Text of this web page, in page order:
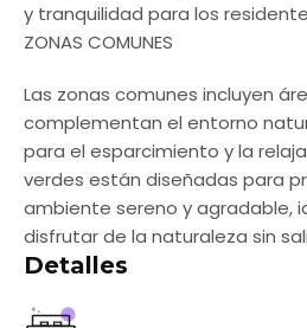
y tranquilidad para los
ZONAS COMUNES
Las zonas comunes incluyen
complementan el entorno
para el esparcimiento y la
verdes están diseñadas para
ambiente sereno y agradable,
disfrutar de la naturaleza sin
Detalles